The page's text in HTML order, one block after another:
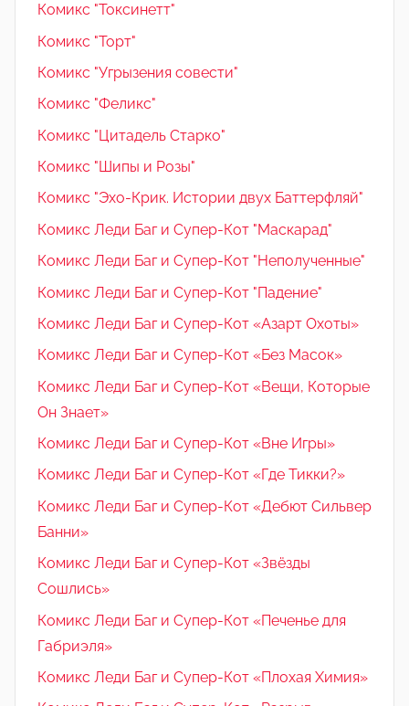
Комикс "Токсинетт"
Комикс "Торт"
Комикс "Угрызения совести"
Комикс "Феликс"
Комикс "Цитадель Старко"
Комикс "Шипы и Розы"
Комикс "Эхо-Крик. Истории двух Баттерфляй"
Комикс Леди Баг и Супер-Кот "Маскарад"
Комикс Леди Баг и Супер-Кот "Неполученные"
Комикс Леди Баг и Супер-Кот "Падение"
Комикс Леди Баг и Супер-Кот «Азарт Охоты»
Комикс Леди Баг и Супер-Кот «Без Масок»
Комикс Леди Баг и Супер-Кот «Вещи, Которые
Он Знает»
Комикс Леди Баг и Супер-Кот «Вне Игры»
Комикс Леди Баг и Супер-Кот «Где Тикки?»
Комикс Леди Баг и Супер-Кот «Дебют Сильвер
Банни»
Комикс Леди Баг и Супер-Кот «Звёзды
Сошлись»
Комикс Леди Баг и Супер-Кот «Печенье для
Габриэля»
Комикс Леди Баг и Супер-Кот «Плохая Химия»